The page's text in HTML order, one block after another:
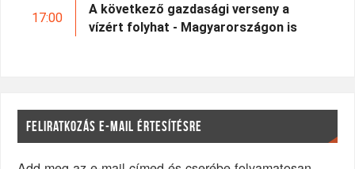
17:00
A következő gazdasági verseny a
vízért folyhat - Magyarországon is
FELIRATKOZÁS E-MAIL ÉRTESÍTÉSRE